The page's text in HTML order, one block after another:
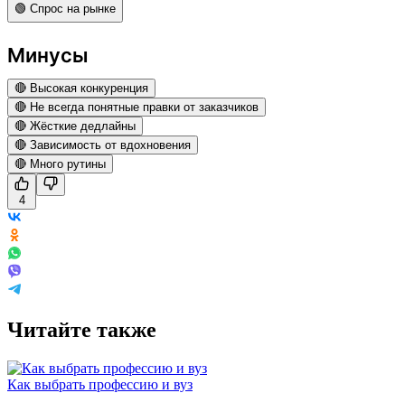
🟢 Спрос на рынке
Минусы
🔴 Высокая конкуренция
🔴 Не всегда понятные правки от заказчиков
🔴 Жёсткие дедлайны
🔴 Зависимость от вдохновения
🔴 Много рутины
4
Читайте также
Как выбрать профессию и вуз